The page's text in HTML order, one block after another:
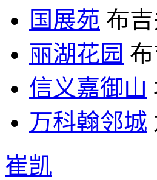
国展苑 布
丽湖花园
信义嘉御山
万科翰邻城
崔凯